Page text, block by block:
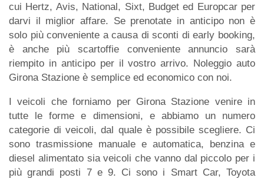
cui Hertz, Avis, National, Sixt, Budget ed Europcar per
darvi il miglior affare. Se prenotate in anticipo non è
solo più conveniente a causa di sconti di early booking,
è anche più scartoffie conveniente annuncio sarà
riempito in anticipo per il vostro arrivo. Noleggio auto
Girona Stazione è semplice ed economico con noi.
I veicoli che forniamo per Girona Stazione venire in
tutte le forme e dimensioni, e abbiamo un numero
categorie di veicoli, dal quale è possibile scegliere. Ci
sono trasmissione manuale e automatica, benzina e
diesel alimentato sia veicoli che vanno dal piccolo per i
più grandi posti 7 e 9. Ci sono i Smart Car, Toyota